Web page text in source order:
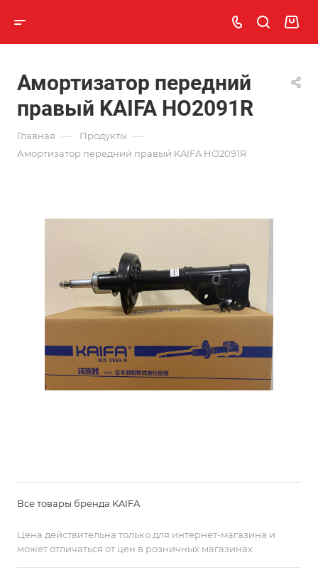
Амортизатор передний
правый KAIFA HO2091R
Главная — Продукты —
Амортизатор передний правый KAIFA HO2091R
Все товары бренда KAIFA
Цена действительна только для интернет-магазина и
может отличаться от цен в розничных магазинах